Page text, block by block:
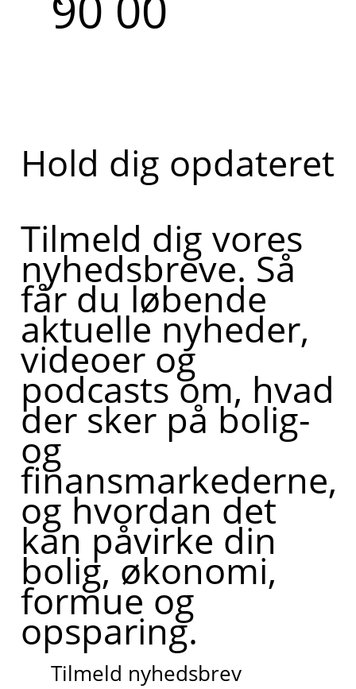
Hold dig opdateret
Tilmeld dig vores
nyhedsbreve. Så
får du løbende
aktuelle nyheder,
videoer og
podcasts om, hvad
der sker på bolig-
og
finansmarkederne,
og hvordan det
kan påvirke din
bolig, økonomi,
formue og
opsparing.
Tilmeld nyhedsbrev